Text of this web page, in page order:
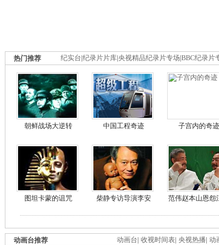
纪实台 纪录片片库 央视精品纪录片专场 BBC纪录片
热门推荐
朝鲜战场大逆转 中国工程奇迹 子宫内的奇迹
图坦卡蒙的诅咒 柴静专访导演李安 范伟赵本山恩怨
动画台 收视时间表 央视热播 动
动画台推荐